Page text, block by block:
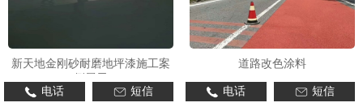
新天地金刚砂耐磨地坪漆施工案
电话
短信
道路改色涂料
电话 短信